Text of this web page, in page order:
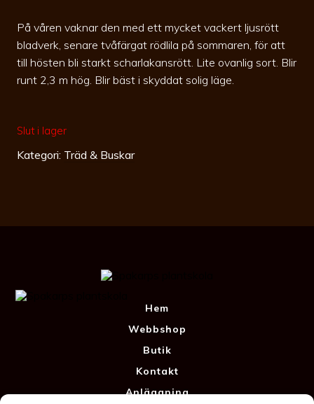
På våren vaknar den med ett mycket vackert ljusrött
bladverk, senare tvåfärgat rödlila på sommaren, för att
till hösten bli starkt scharlakansrött. Lite ovanlig sort. Blir
runt 2,3 m hög. Blir bäst i skyddat solig läge.
Slut i lager
Kategori: Träd & Buskar
Hem
Webbshop
Butik
Kontakt
Anläggning